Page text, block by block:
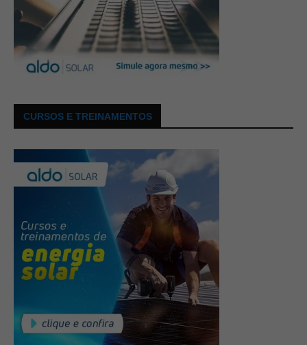
CURSOS E TREINAMENTOS